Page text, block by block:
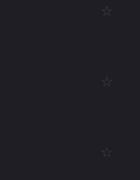
☆
☆
☆